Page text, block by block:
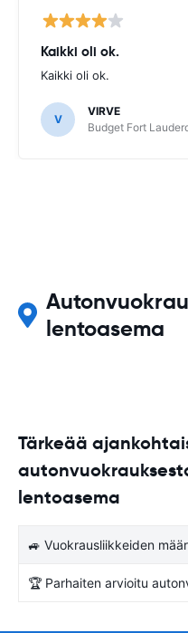
Kaikki oli ok.
Kaikki oli ok.
V
VIRVE
Budget Fort
lentoasema
Tärkeää
lentoasema
🚙 Vuokrausliikkeiden
🏆 Parhaiten arvioitu